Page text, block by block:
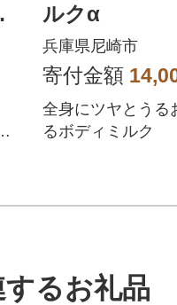
ルクα
兵庫県尼崎市
寄付金額
全身にツヤとうる
るボディミルク
るお礼品